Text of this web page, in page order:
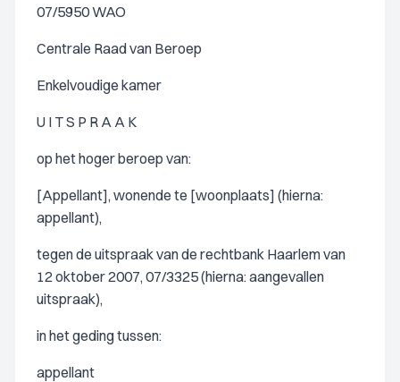
07/5950 WAO
Centrale Raad van Beroep
Enkelvoudige kamer
U I T S P R A A K
op het hoger beroep van:
[Appellant], wonende te [woonplaats] (hierna:
appellant),
tegen de uitspraak van de rechtbank Haarlem van
12 oktober 2007, 07/3325 (hierna: aangevallen
uitspraak),
in het geding tussen:
appellant